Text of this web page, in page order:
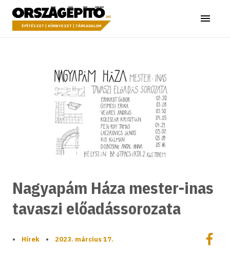
a tartalomhoz
Országépítő
ÉPÍTÉSZET | KÖRNYEZET | TÁRSADALOM Menü
Nagyapám Háza mester-inas
tavaszi előadássorozata
• Hírek • 2023. március 17.